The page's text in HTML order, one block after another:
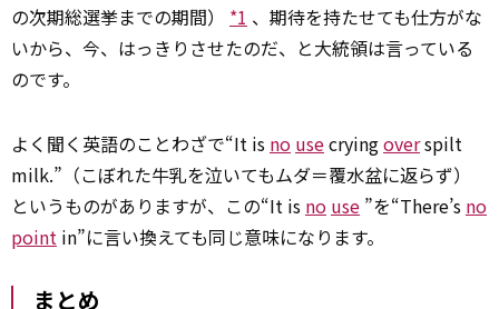
の次期総選挙までの期間） *1 、期待を持たせても仕方がな
いから、今、はっきりさせたのだ、と大統領は言っている
のです。
よく聞く英語のことわざで“It is no usecryingoverspilt
milk.”（こぼれた牛乳を泣いてもムダ＝覆水盆に返らず）
というものがありますが、この“It is no use ”を“There’s no
point in”に言い換えても同じ意味になります。
まとめ